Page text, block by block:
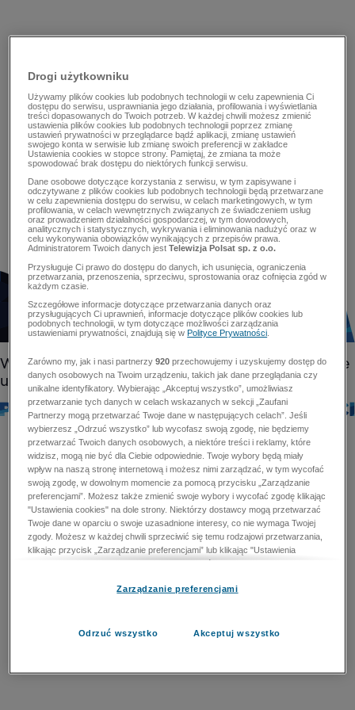
Drogi użytkowniku
Używamy plików cookies lub podobnych technologii w celu zapewnienia Ci
dostępu do serwisu, usprawniania jego działania, profilowania i wyświetlania
treści dopasowanych do Twoich potrzeb. W każdej chwili możesz zmienić
ustawienia plików cookies lub podobnych technologii poprzez zmianę
ustawień prywatności w przeglądarce bądź aplikacji, zmianę ustawień
swojego konta w serwisie lub zmianę swoich preferencji w zakładce
Ustawienia cookies w stopce strony. Pamiętaj, że zmiana ta może
spowodować brak dostępu do niektórych funkcji serwisu.
Dane osobowe dotyczące korzystania z serwisu, w tym zapisywane i
odczytywane z plików cookies lub podobnych technologii będą przetwarzane
w celu zapewnienia dostępu do serwisu, w celach marketingowych, w tym
profilowania, w celach wewnętrznych związanych ze świadczeniem usług
oraz prowadzeniem działalności gospodarczej, w tym dowodowych,
analitycznych i statystycznych, wykrywania i eliminowania nadużyć oraz w
celu wykonywania obowiązków wynikających z przepisów prawa.
Administratorem Twoich danych jestTelewizja Polsat sp. z o.o.
Przysługuje Ci prawo do dostępu do danych, ich usunięcia, ograniczenia
przetwarzania, przenoszenia, sprzeciwu, sprostowania oraz cofnięcia zgód w
każdym czasie.
Szczegółowe informacje dotyczące przetwarzania danych oraz
przysługujących Ci uprawnień, informacje dotyczące plików cookies lub
podobnych technologii, w tym dotyczące możliwości zarządzania
ustawieniami prywatności, znajdują się wPolityce Prywatności
Zarówno my, jak i nasi partnerzy920 przechowujemy i uzyskujemy dostęp do
danych osobowych na Twoim urządzeniu, takich jak dane przeglądania czy
unikalne identyfikatory. Wybierając „Akceptuj wszystko”, umożliwiasz
przetwarzanie tych danych w celach wskazanych w sekcji „Zaufani
Partnerzy mogą przetwarzać Twoje dane w następujących celach”. Jeśli
wybierzesz „Odrzuć wszystko” lub wycofasz swoją zgodę, nie będziemy
przetwarzać Twoich danych osobowych, a niektóre treści i reklamy, które
widzisz, mogą nie być dla Ciebie odpowiednie. Twoje wybory będą miały
wpływ na naszą stronę internetową i możesz nimi zarządzać, w tym wycofać
swoją zgodę, w dowolnym momencie za pomocą przycisku „Zarządzanie
preferencjami”. Możesz także zmienić swoje wybory i wycofać zgodę klikając
"Ustawienia cookies" na dole strony. Niektórzy dostawcy mogą przetwarzać
Twoje dane w oparciu o swoje uzasadnione interesy, co nie wymaga Twojej
zgody. Możesz w każdej chwili sprzeciwić się temu rodzajowi przetwarzania,
klikając przycisk „Zarządzanie preferencjami” lub klikając "Ustawienia
cookies" na dole strony. Nie możesz sprzeciwić się przetwarzaniu przez
zapobiegania oszustwom i naprawiania błędów, a w tym celu mogą zostać
przetwarzaniu danych osobowych w celu dostarczania i prezentacji reklam i
Zarządzanie preferencjami
Odrzuć wszystko Akceptuj wszystko